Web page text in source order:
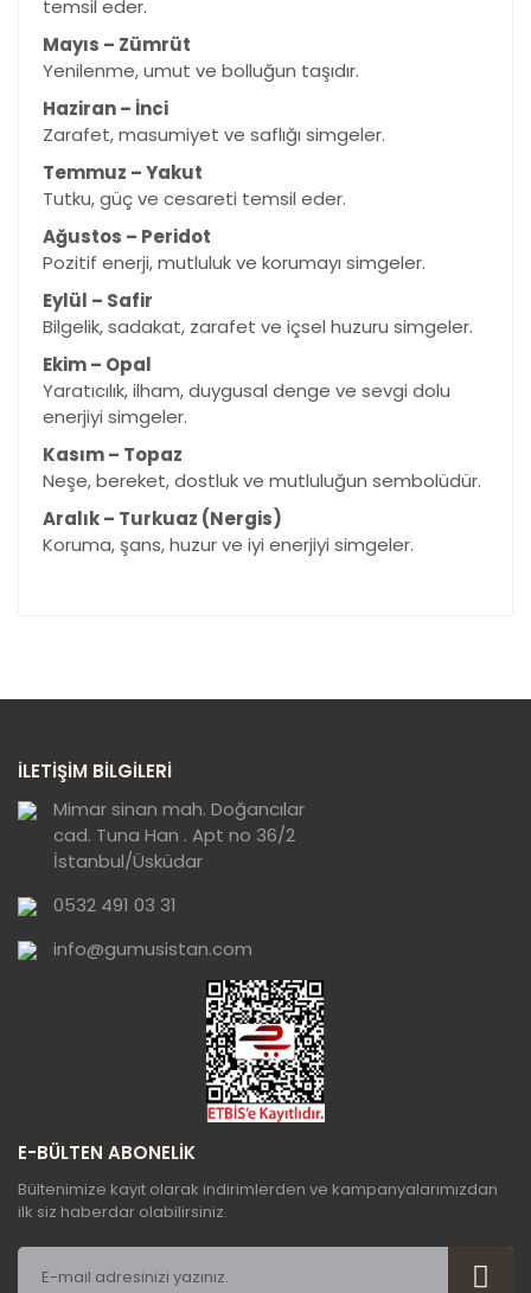
temsil eder.
Mayıs – Zümrüt
Yenilenme, umut ve bolluğun taşıdır.
Haziran – İnci
Zarafet, masumiyet ve saflığı simgeler.
Temmuz – Yakut
Tutku, güç ve cesareti temsil eder.
Ağustos – Peridot
Pozitif enerji, mutluluk ve korumayı simgeler.
Eylül – Safir
Bilgelik, sadakat, zarafet ve içsel huzuru simgeler.
Ekim – Opal
Yaratıcılık, ilham, duygusal denge ve sevgi dolu
enerjiyi simgeler.
Kasım – Topaz
Neşe, bereket, dostluk ve mutluluğun sembolüdür.
Aralık – Turkuaz (Nergis)
Koruma, şans, huzur ve iyi enerjiyi simgeler.
görüntülenemiyor.
Ürün açıklamasında eksik bilgiler bulunuyor.
Ürün bilgilerinde hatalar bulunuyor.
Ürün fiyatı diğer sitelerden daha pahalı.
Bu ürüne benzer farklı alternatifler olmalı.
Gönder
İLETİŞİM BİLGİLERİ
Mimar sinan mah. Doğancılar
cad. Tuna Han . Apt no 36/2
İstanbul/Üsküdar
0532 491 03 31
info@gumusistan.com
E-BÜLTEN ABONELİK
Bültenimize kayıt olarak indirimlerden ve kampanyalarımızdan
ilk siz haberdar olabilirsiniz.